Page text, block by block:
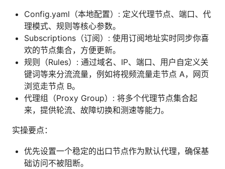
Config.yaml（本地配置）: 定义代理节点、端口、代
理模式、规则等核心参数。
Subscriptions（订阅）: 使用订阅地址实时同步你喜
欢的节点集合，方便更新。
规则（Rules）: 通过域名、IP、端口、用户自定义关
键词等来分流流量，例如将视频流量走节点 A，网页
浏览走节点 B。
代理组（Proxy Group）: 将多个代理节点集合起
来，提供轮流、故障切换和测速等能力。
实操要点：
优先设置一个稳定的出口节点作为默认代理，确保基
础访问不被阻断。